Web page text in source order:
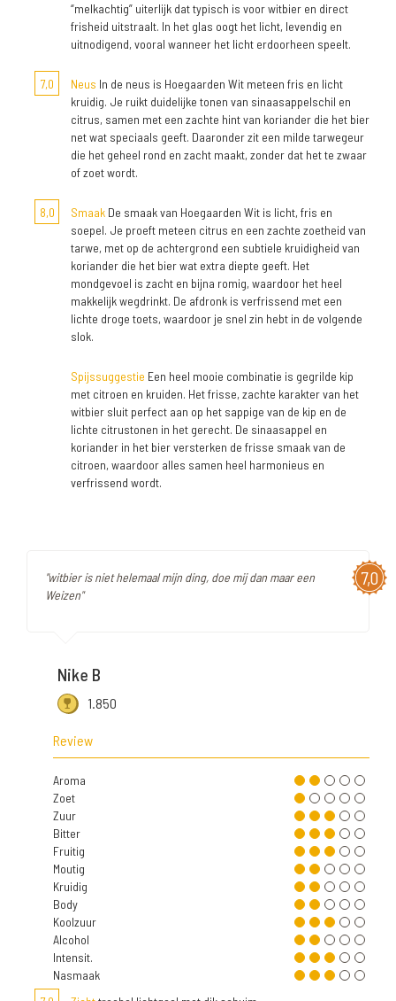
“melkachtig” uiterlijk dat typisch is voor witbier en direct
frisheid uitstraalt. In het glas oogt het licht, levendig en
uitnodigend, vooral wanneer het licht erdoorheen speelt.
7,0 Neus In de neus is Hoegaarden Wit meteen fris en licht
kruidig. Je ruikt duidelijke tonen van sinaasappelschil en
citrus, samen met een zachte hint van koriander die het bier
net wat speciaals geeft. Daaronder zit een milde tarwegeur
die het geheel rond en zacht maakt, zonder dat het te zwaar
of zoet wordt.
8,0 Smaak De smaak van Hoegaarden Wit is licht, fris en
soepel. Je proeft meteen citrus en een zachte zoetheid van
tarwe, met op de achtergrond een subtiele kruidigheid van
koriander die het bier wat extra diepte geeft. Het
mondgevoel is zacht en bijna romig, waardoor het heel
makkelijk wegdrinkt. De afdronk is verfrissend met een
lichte droge toets, waardoor je snel zin hebt in de volgende
slok.
Spijssuggestie Een heel mooie combinatie is gegrilde kip
met citroen en kruiden. Het frisse, zachte karakter van het
witbier sluit perfect aan op het sappige van de kip en de
lichte citrustonen in het gerecht. De sinaasappel en
koriander in het bier versterken de frisse smaak van de
citroen, waardoor alles samen heel harmonieus en
verfrissend wordt.
7,0
"witbier is niet helemaal mijn ding, doe mij dan maar een
Weizen"
Nike B
1.850
Review
Aroma
Zoet
Zuur
Bitter
Fruitig
Moutig
Kruidig
Body
Koolzuur
Alcohol
Intensit.
Nasmaak